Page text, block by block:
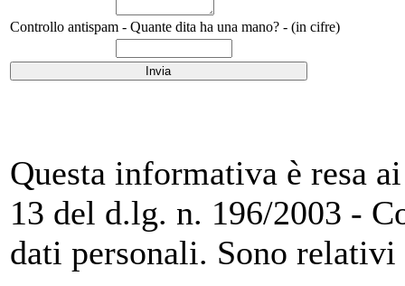
Controllo antispam - Quante dita ha una mano? - (in cifre)
Questa informativa è resa
13 del d.lg. n. 196/2003 -
dati personali. Sono